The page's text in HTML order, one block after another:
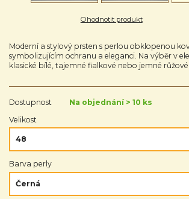
Ohodnotit produkt
Moderní a stylový prsten s perlou obklopenou
symbolizujícím ochranu a eleganci. Na výběr v
klasické bílé, tajemné fialkové nebo jemné růžové.
Dostupnost
Na objednání > 10 ks
Velikost
Barva perly